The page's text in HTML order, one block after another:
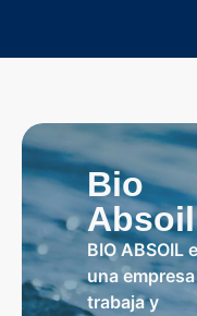
Bio
Absoil
BIO ABSOIL
una
trabaja y